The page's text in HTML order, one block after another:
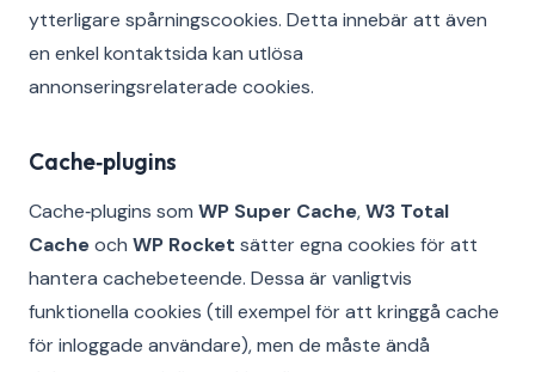
ytterligare spårningscookies. Detta innebär att även
en enkel kontaktsida kan utlösa
annonseringsrelaterade cookies.
Cache‑plugins
Cache‑plugins som WP Super Cache,W3 Total
Cacheoch WP Rocket sätter egna cookies för att
hantera cachebeteende. Dessa är vanligtvis
funktionella cookies (till exempel för att kringgå cache
för inloggade användare), men de måste ändå